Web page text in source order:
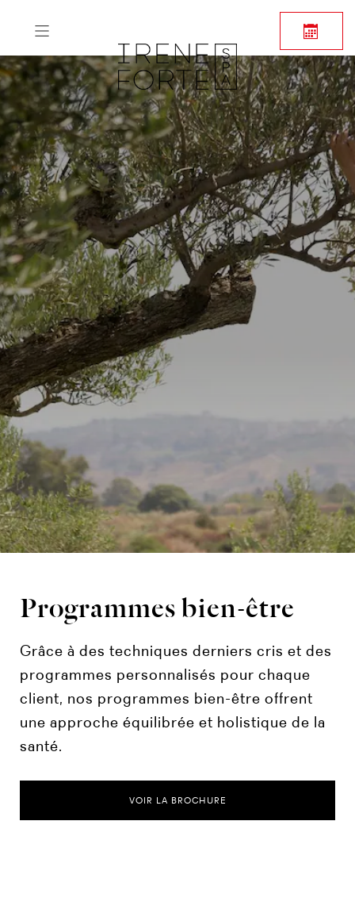
Programmes bien-être
Grâce à des techniques derniers cris et des
programmes personnalisés pour chaque
client, nos programmes bien-être offrent
une approche équilibrée et holistique de la
santé.
VOIR LA BROCHURE